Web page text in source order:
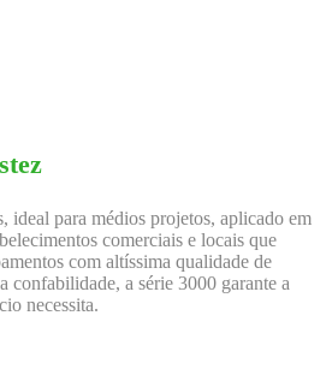
ideal para médios projetos, aplicado em
comerciais e locais que
com altíssima qualidade de
confabilidade, a série 3000 garante a
necessita.